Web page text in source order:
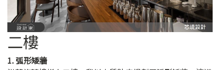
二樓
1. 弧形矮牆